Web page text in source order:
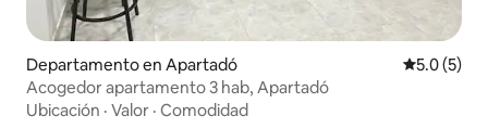
Departamento en Apartadó
5.0 (5)
Acogedor apartamento 3 hab, Apartadó
Ubicación · Valor · Comodidad